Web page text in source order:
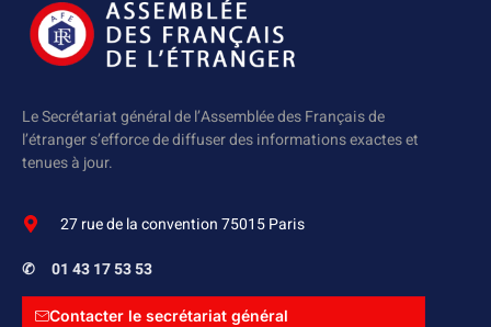
Le Secrétariat général de l’Assemblée des Français de
l’étranger s’efforce de diffuser des informations exactes et
tenues à jour.
27 rue de la convention 75015 Paris
✆ 01 43 17 53 53
Contacter le secrétariat général